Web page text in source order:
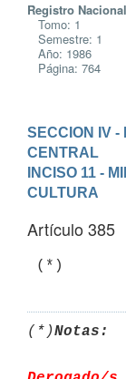
Registro
Tomo: 1
Semestre: 1
Año: 1986
Página: 764
SECCION IV -
CENTRAL
INCISO 11 -
CULTURA
Artículo 385
(*)Notas: